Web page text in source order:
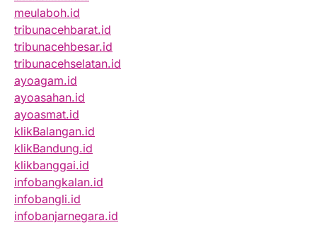
meulaboh.id
tribunacehbarat.id
tribunacehbesar.id
tribunacehselatan.id
ayoagam.id
ayoasahan.id
ayoasmat.id
klikBalangan.id
klikBandung.id
klikbanggai.id
infobangkalan.id
infobangli.id
infobanjarnegara.id